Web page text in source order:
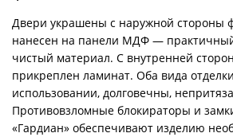
Двери украшены с наружной стороны
нанесен на панели МДФ — практичный
чистый материал. С внутренней
прикреплен ламинат. Оба вида
использовании, долговечны,
Противовзломные блокираторы и
«Гардиан» обеспечивают изделию